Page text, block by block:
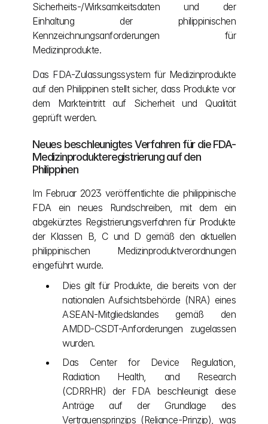
Sicherheits-/Wirksamkeitsdaten und der
Einhaltung der philippinischen
Kennzeichnungsanforderungen für
Medizinprodukte.
Das FDA-Zulassungssystem für Medizinprodukte
auf den Philippinen stellt sicher, dass Produkte vor
dem Markteintritt auf Sicherheit und Qualität
geprüft werden.
Neues beschleunigtes Verfahren für die FDA-
Medizinprodukteregistrierung auf den
Philippinen
Im Februar 2023 veröffentlichte die philippinische
FDA ein neues Rundschreiben, mit dem ein
abgekürztes Registrierungsverfahren für Produkte
der Klassen B, C und D gemäß den aktuellen
philippinischen Medizinproduktverordnungen
eingeführt wurde.
Dies gilt für Produkte, die bereits von der
nationalen Aufsichtsbehörde (NRA) eines
ASEAN-Mitgliedslandes gemäß den
AMDD-CSDT-Anforderungen zugelassen
wurden.
Das Center for Device Regulation,
Radiation Health, and Research
(CDRRHR) der FDA beschleunigt diese
Anträge auf der Grundlage des
Vertrauensprinzips (Reliance-Prinzip), was